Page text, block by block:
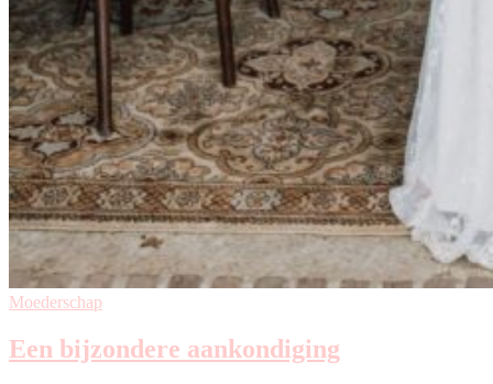
Moederschap
Een bijzondere aankondiging